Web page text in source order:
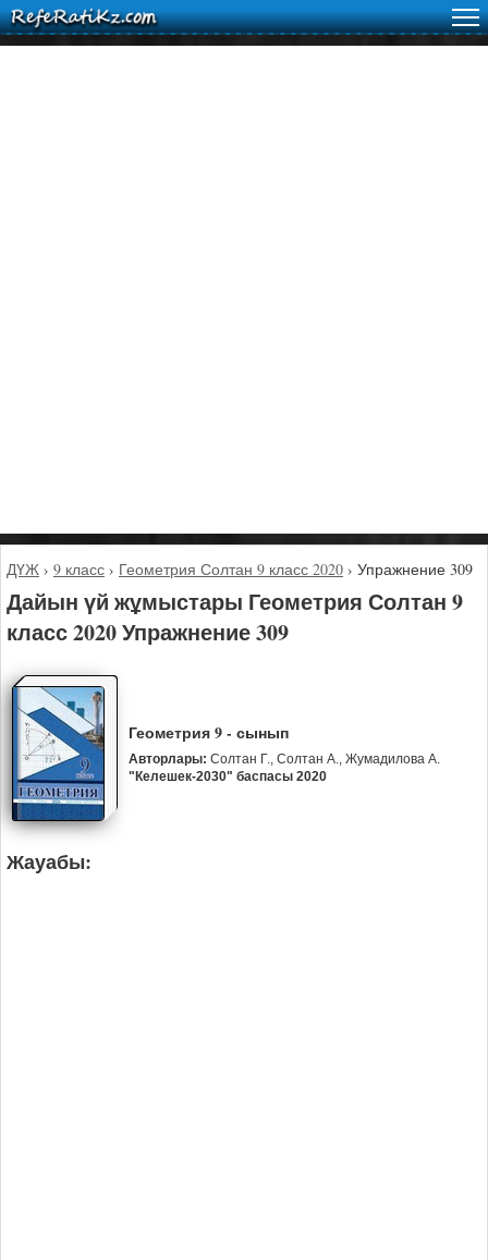
ДҮЖ › 9 класс › Геометрия Солтан 9 класс 2020 › Упражнение 309
Дайын үй жұмыстары Геометрия Солтан 9
класс 2020 Упражнение 309
Геометрия 9 - сынып
Авторлары: Солтан Г., Солтан А., Жумадилова А.
"Келешек-2030" баспасы 2020
Жауабы: